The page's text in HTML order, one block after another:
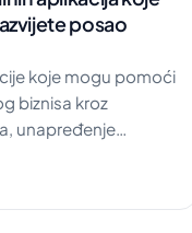
posao
koje mogu pomoći
biznisa kroz
unapređenje
prihoda.